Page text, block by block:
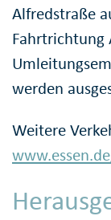
Alfredstraße
Fahrtrichtung
werden
Weitere